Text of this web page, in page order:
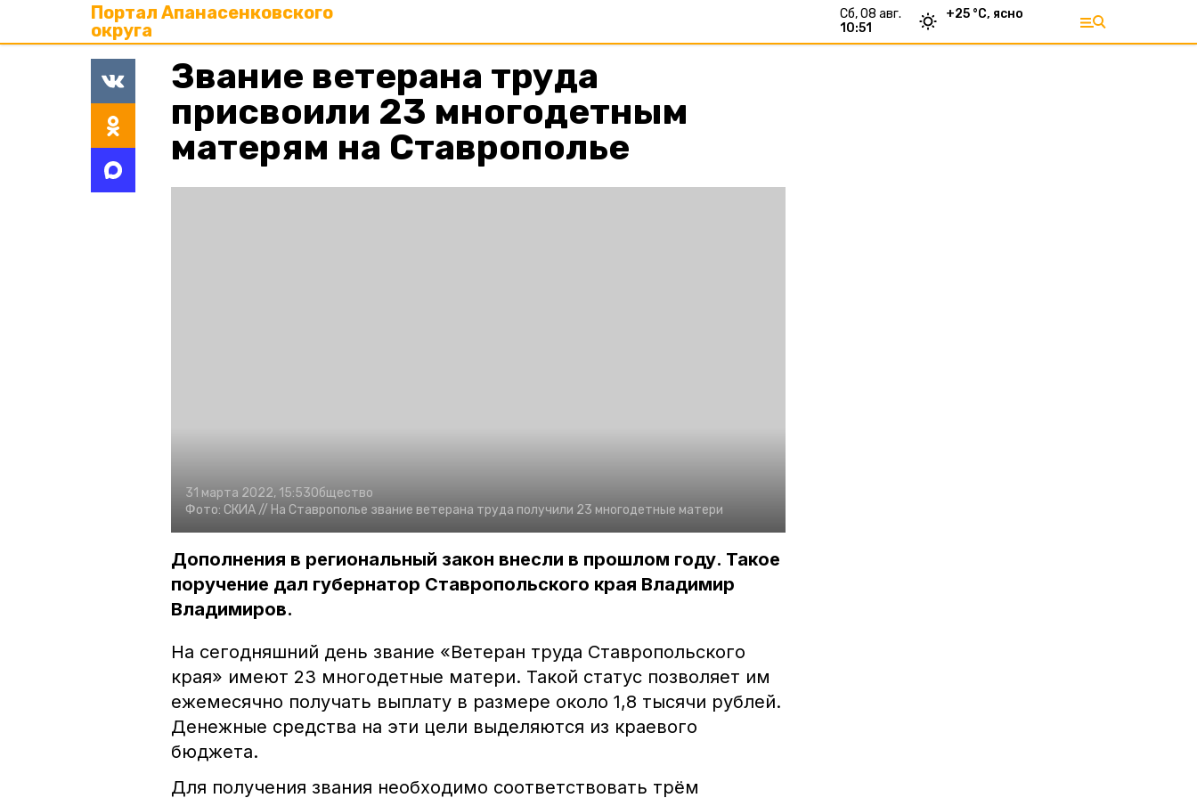
Портал Апанасенковского
округа
сб, 08 авг.
10:51
+25 °С, ясно
Звание ветерана труда
присвоили 23 многодетным
матерям на Ставрополье
31 марта 2022, 15:53Общество
Фото: СКИА // На Ставрополье звание ветерана труда получили 23 многодетные матери
Дополнения в региональный закон внесли в прошлом году. Такое
поручение дал губернатор Ставропольского края Владимир
Владимиров.
На сегодняшний день звание «Ветеран труда Ставропольского
края» имеют 23 многодетные матери. Такой статус позволяет им
ежемесячно получать выплату в размере около 1,8 тысячи рублей.
Денежные средства на эти цели выделяются из краевого
бюджета.
Для получения звания необходимо соответствовать трём